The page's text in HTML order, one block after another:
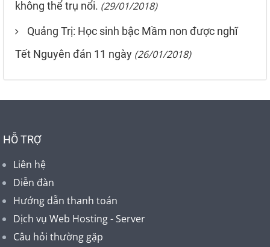
không thể trụ nổi. (29/01/2018)
Quảng Trị: Học sinh bậc Mầm non được nghĩ
Tết Nguyên đán 11 ngày (26/01/2018)
HỖ TRỢ
Liên hệ
Diễn đàn
Hướng dẫn thanh toán
Dịch vụ Web Hosting - Server
Câu hỏi thường gặp